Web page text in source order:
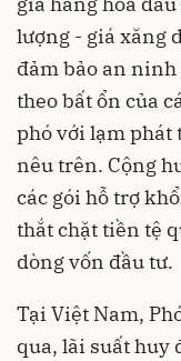
lượng - giá xăng
đảm bảo an
theo bất ổn của
phó với lạm phát
nêu trên. Cộng
các gói hỗ trợ
thắt chặt tiền tệ
dòng vốn đầu tư.
Tại Việt Nam,
qua, lãi suất huy